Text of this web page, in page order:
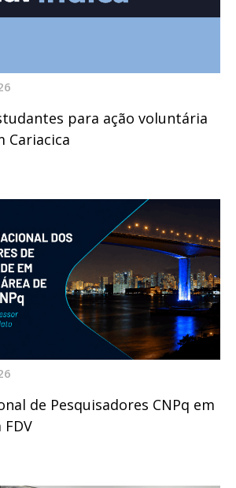
para ação voluntária
Cariacica
de Pesquisadores CNPq em